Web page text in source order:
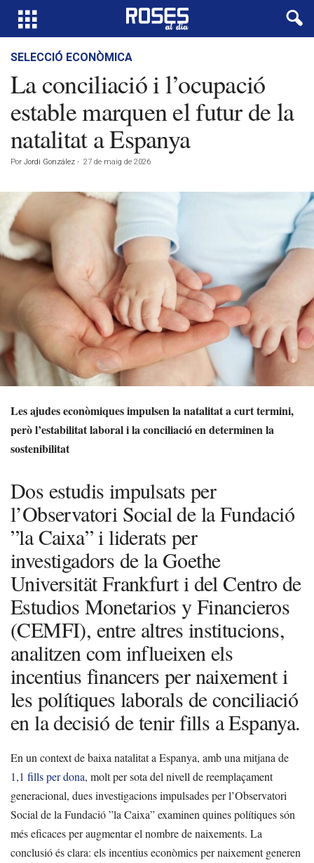
SELECCIÓ ECONÒMICA
La conciliació i l’ocupació
estable marquen el futur de la
natalitat a Espanya
Por Jordi González - 27 de maig de 2026
Les ajudes econòmiques impulsen la natalitat a curt termini,
però l’estabilitat laboral i la conciliació en determinen la
sostenibilitat
Dos estudis impulsats per
l’Observatori Social de la Fundació
”la Caixa” i liderats per
investigadors de la Goethe
Universität Frankfurt i del Centro de
Estudios Monetarios y Financieros
(CEMFI), entre altres institucions,
analitzen com influeixen els
incentius financers per naixement i
les polítiques laborals de conciliació
en la decisió de tenir fills a Espanya.
En un context de baixa natalitat a Espanya, amb una mitjana de
1,1 fills per dona, molt per sota del nivell de reemplaçament
generacional, dues investigacions impulsades per l’Observatori
Social de la Fundació ”la Caixa” examinen quines polítiques són
més eficaces per augmentar el nombre de naixements. La
conclusió és clara: els incentius econòmics per naixement generen